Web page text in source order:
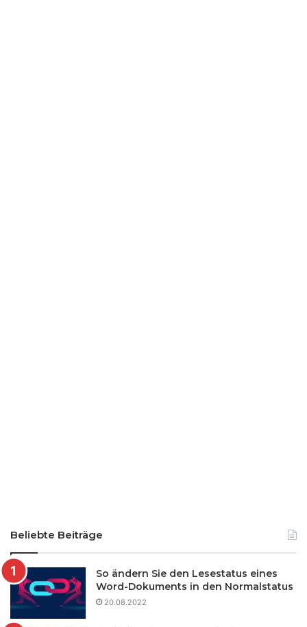
Beliebte Beiträge
So ändern Sie den Lesestatus eines
Word-Dokuments in den Normalstatus
20.08.2022